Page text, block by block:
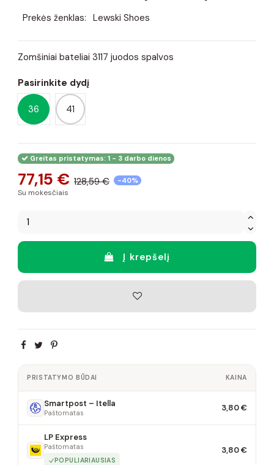
Prekės ženklas: Lewski Shoes
Zomšiniai bateliai 3117 juodos spalvos
Pasirinkite dydį
36 41
Greitas pristatymas: 1 - 3 darbo dienos
77,15 € 128,59 € -40%
Su mokesčiais
Į krepšelį
PRISTATYMO BŪDAI KAINA
Smartpost – Itella
Paštomatas 3,80 €
LP Express
Paštomatas
POPULIARIAUSIAS
3,80 €